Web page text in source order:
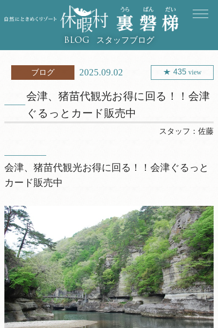
BLOG スタッフブログ
ブログ 2025.09.02 435 view
会津、猪苗代観光お得に回る！！会津
ぐるっとカード販売中
スタッフ：佐藤
会津、猪苗代観光お得に回る！！会津ぐるっと
カード販売中